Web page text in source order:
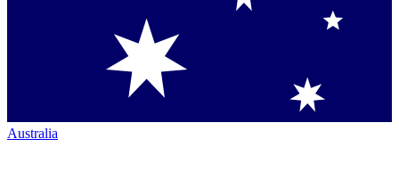
Australia